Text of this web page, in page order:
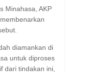
Minahasa, AKP
diamankan di
untuk diproses
dari tindakan ini,